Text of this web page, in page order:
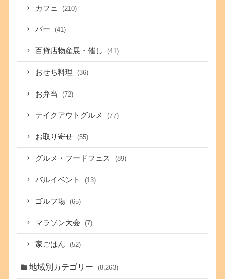
カフェ (210)
バー (41)
百貨店物産展・催し (41)
おせち料理 (36)
お弁当 (72)
テイクアウトグルメ (77)
お取り寄せ (55)
グルメ・フードフェス (89)
バルイベント (13)
ゴルフ場 (65)
マラソン大会 (7)
家ごはん (52)
地域別カテゴリー (8,263)